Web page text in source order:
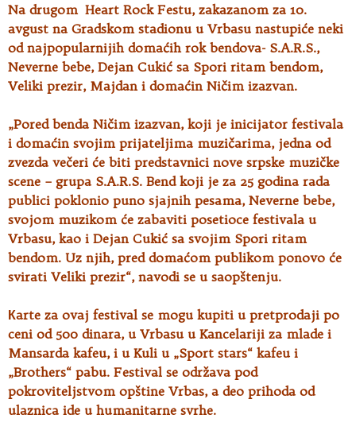
Na drugom Heart Rock Festu, zakazanom za 10.
avgust na Gradskom stadionu u Vrbasu nastupiće neki
od najpopularnijih domaćih rok bendova- S.A.R.S.,
Neverne bebe, Dejan Cukić sa Spori ritam bendom,
Veliki prezir, Majdan i domaćin Ničim izazvan.
„Pored benda Ničim izazvan, koji je inicijator festivala
i domaćin svojim prijateljima muzičarima, jedna od
zvezda večeri će biti predstavnici nove srpske muzičke
scene – grupa S.A.R.S. Bend koji je za 25 godina rada
publici poklonio puno sjajnih pesama, Neverne bebe,
svojom muzikom će zabaviti posetioce festivala u
Vrbasu, kao i Dejan Cukić sa svojim Spori ritam
bendom. Uz njih, pred domaćom publikom ponovo će
svirati Veliki prezir“, navodi se u saopštenju.
Кarte za ovaj festival se mogu kupiti u pretprodaji po
ceni od 500 dinara, u Vrbasu u Kancelariji za mlade i
Mansarda kafeu, i u Kuli u „Sport stars“ kafeu i
„Brothers“ pabu. Festival se održava pod
pokroviteljstvom opštine Vrbas, a deo prihoda od
ulaznica ide u humanitarne svrhe.